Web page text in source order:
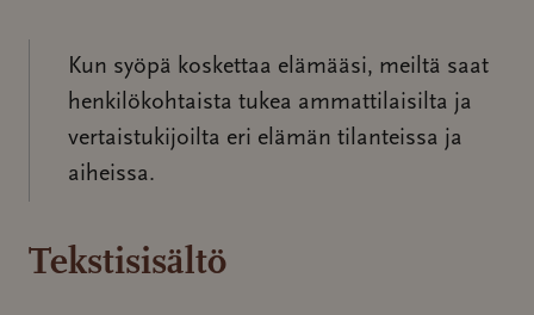
Kun syöpä koskettaa elämääsi, meiltä saat
henkilökohtaista tukea ammattilaisilta ja
vertaistukijoilta eri elämän tilanteissa ja
aiheissa.
Tekstisisältö